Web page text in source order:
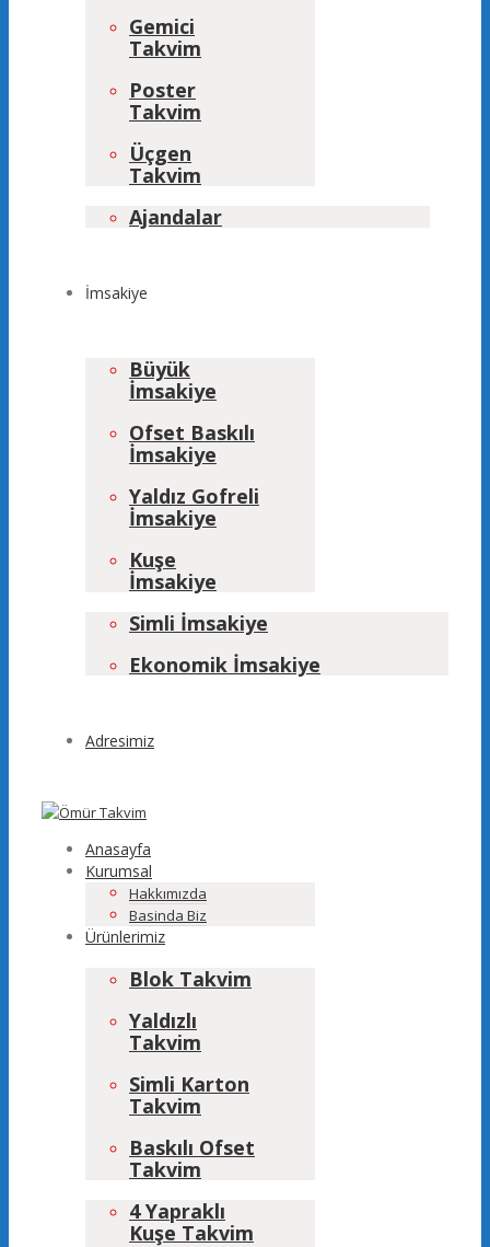
Gemici
Takvim
Poster
Takvim
Üçgen
Takvim
Ajandalar
İmsakiye
Büyük
İmsakiye
Ofset Baskılı
İmsakiye
Yaldız Gofreli
İmsakiye
Kuşe
İmsakiye
Simli İmsakiye
Ekonomik İmsakiye
Adresimiz
Anasayfa
Kurumsal
Hakkımızda
Basinda Biz
Ürünlerimiz
Blok Takvim
Yaldızlı
Takvim
Simli Karton
Takvim
Baskılı Ofset
Takvim
4 Yapraklı
Kuşe Takvim